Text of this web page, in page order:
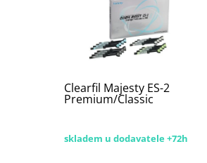
Clearfil Majesty ES-2
Premium/Classic
skladem u dodavatele +72h